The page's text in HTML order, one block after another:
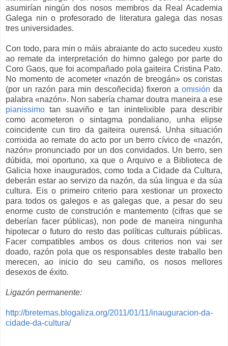
asumirían ningún dos nosos membros da Real Academia
Galega nin o profesorado de literatura galega das nosas
tres universidades.
Con todo, para min o máis abraiante do acto sucedeu xusto
ao remate da interpretación do himno galego por parte do
Coro Gaos, que foi acompañado pola gaiteira Cristina Pato.
No momento de acometer «nazón de breogán» os coristas
(por un razón para min descoñecida) fixeron a omisión da
palabra «nazón». Non sabería chamar doutra maneira a ese
pianissimo tan suaviño e tan inintelixible para describir
como acometeron o sintagma pondaliano, unha elipse
coincidente cun tiro da gaiteira ourensá. Unha situación
corrixida ao remate do acto por un berro cívico de «nazón,
nazón» pronunciado por un dos convidados. Un berro, sen
dúbida, moi oportuno, xa que o Arquivo e a Biblioteca de
Galicia hoxe inaugurados, como toda a Cidade da Cultura,
deberán estar ao servizo da nazón, da súa lingua e da súa
cultura. Eis o primeiro criterio para xestionar un proxecto
para todos os galegos e as galegas que, a pesar do seu
enorme custo de construción e mantemento (cifras que se
deberían facer públicas), non pode de maneira ningunha
hipotecar o futuro do resto das políticas culturais públicas.
Facer compatibles ambos os dous criterios non vai ser
doado, razón pola que os responsables deste traballo ben
merecen, ao inicio do seu camiño, os nosos mellores
desexos de éxito.
Ligazón permanente:
http://bretemas.blogaliza.org/2011/01/11/inauguracion-da-
cidade-da-cultura/